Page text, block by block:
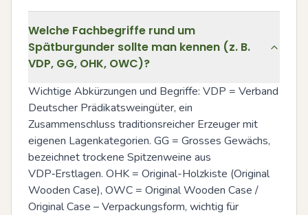
Welche Fachbegriffe rund um
Spätburgunder sollte man kennen (z. B.
VDP, GG, OHK, OWC)?
Wichtige Abkürzungen und Begriffe: VDP = Verband
Deutscher Prädikatsweingüter, ein
Zusammenschluss traditionsreicher Erzeuger mit
eigenen Lagenkategorien. GG = Grosses Gewächs,
bezeichnet trockene Spitzenweine aus
VDP‑Erstlagen. OHK = Original-Holzkiste (Original
Wooden Case), OWC = Original Wooden Case /
Original Case – Verpackungsform, wichtig für